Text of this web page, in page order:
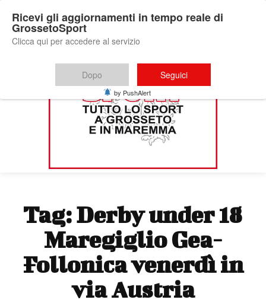
Tag:Derby under 18
Maregiglio Gea-
Follonica venerdì in
via Austria
Ricevi gli aggiornamenti in tempo reale di
GrossetoSport
Clicca qui per accedere al servizio
Dopo Seguici
by PushAlert